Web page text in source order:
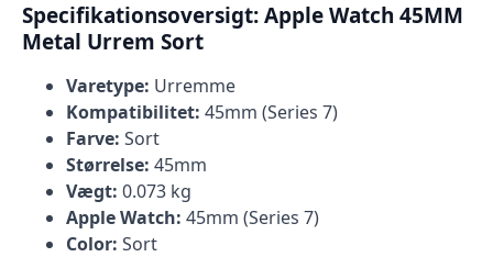
Specifikationsoversigt: Apple Watch 45MM
Metal Urrem Sort
Varetype: Urremme
Kompatibilitet: 45mm (Series 7)
Farve: Sort
Størrelse: 45mm
Vægt: 0.073 kg
Apple Watch: 45mm (Series 7)
Color: Sort